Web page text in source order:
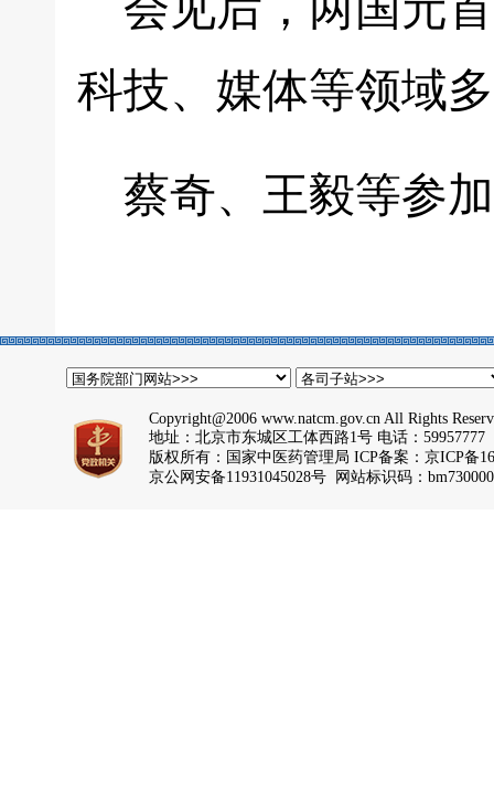
科技、媒体等领域
蔡奇、王毅等参
Copyright@2006 www.natcm.gov.cn All Rights
地址：北京市东城区工体西路1号 电话：59957777
版权所有：国家中医药管理局 ICP备案： 京ICP备
京公网安备11931045028号 网站标识码：